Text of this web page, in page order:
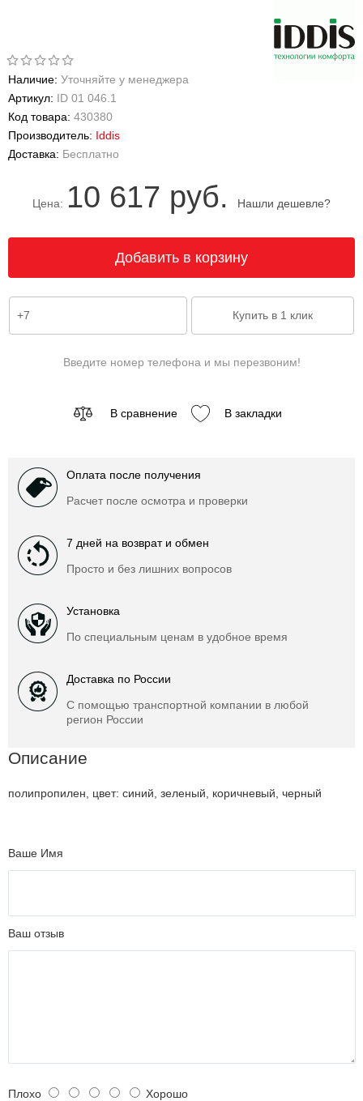
Наличие: Уточняйте у менеджера
Артикул: ID 01 046.1
Код товара: 430380
Производитель: Iddis
Доставка: Бесплатно
Цена: 10 617 руб. Нашли дешевле?
Введите номер телефона и мы перезвоним!
В сравнение В закладки
Оплата после получения
Расчет после осмотра и проверки
7 дней на возврат и обмен
Просто и без лишних вопросов
Установка
По специальным ценам в удобное время
Доставка по России
С помощью транспортной компании в любой
регион России
Описание
полипропилен, цвет: синий, зеленый, коричневый, черный
Ваше Имя
Ваш отзыв
Плохо Хорошо